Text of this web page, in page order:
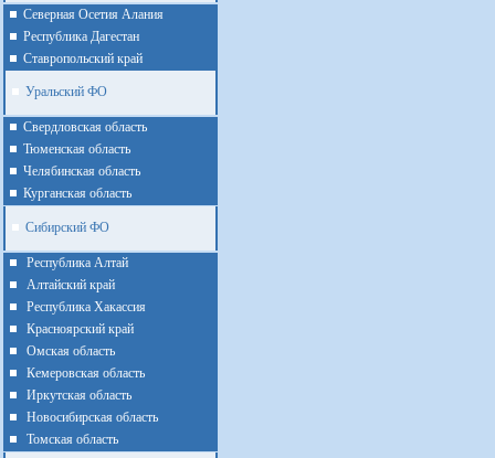
Северная Осетия Алания
Республика Дагестан
Ставропольский край
Уральский ФО
Cвердловская область
Тюменская область
Челябинская область
Курганская область
Сибирский ФО
Республика Алтай
Алтайcкий край
Республика Хакассия
Красноярский край
Омская область
Кемеровская область
Иркутская область
Новосибирская область
Томская область